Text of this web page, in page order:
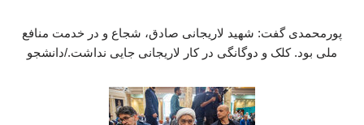
پورمحمدی گفت: شهید لاریجانی صادق، شجاع و در خدمت منافع
ملی بود. کلک و دوگانگی در کار لاریجانی جایی نداشت./دانشجو